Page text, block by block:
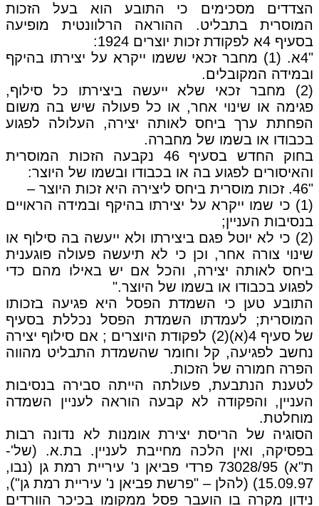
הצדדים מסכימים כי התובע הוא בעל הזכות
המוסרית בתבליט. ההוראה הרלוונטית מופיעה
בסעיף 4א לפקודת זכות יוצרים 1924:
"4א. (1) מחבר זכאי ששמו ייקרא על יצירתו בהיקף
ובמידה המקובלים.
(2) מחבר זכאי שלא ייעשה ביצירתו כל סילוף,
פגימה או שינוי אחר, או כל פעולה שיש בה משום
הפחתת ערך ביחס לאותה יצירה, העלולה לפגוע
בכבודו או בשמו של מחברה.
בחוק החדש בסעיף 46 נקבעה הזכות המוסרית
והאיסורים לפגוע בה או בכבודו ובשמו של היוצר:
"46.
זכות מוסרית ביחס ליצירה היא זכות היוצר –
(1)
כי שמו ייקרא על יצירתו בהיקף ובמידה הראויים
בנסיבות העניין;
(2)
כי לא יוטל פגם ביצירתו ולא ייעשה בה סילוף או
שינוי צורה אחר, וכן כי לא תיעשה פעולה פוגענית
ביחס לאותה יצירה, והכל אם יש באילו מהם כדי
לפגוע בכבודו או בשמו של היוצר."
התובע טען כי השמדת הפסל היא פגיעה בזכותו
המוסרית; לעמדתו השמדת הפסל נכללת בסעיף
של סעיף 4(א)(2) לפקודת היוצרים ; אם סילוף יצירה
נחשב לפגיעה, קל וחומר שהשמדת התבליט מהווה
הפרה חמורה של הזכות.
לטענת הנתבעת, פעולתה הייתה סבירה בנסיבות
העניין, והפקודה לא קבעה הוראה לעניין השמדה
מוחלטת.
הסוגיה של הריסת יצירת אומנות לא נדונה רבות
בפסיקה, ואין הלכה מחייבת לעניין. בת.א. (של'-
ת"א) 73028/95 פרדי פביאן נ' עיריית רמת גן (נבו,
15.09.97) (להלן – "פרשת פביאן נ' עיריית רמת גן"),
נידון מקרה בו הועבר פסל ממקומו בכיכר הוורדים